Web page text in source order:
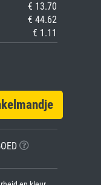
€ 13.70
€ 44.62
€ 1.11